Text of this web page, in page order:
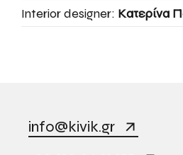
Interior designer: Κατερίνα
info@kivik.gr